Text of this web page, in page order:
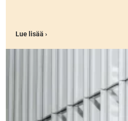
Lue lisää ›